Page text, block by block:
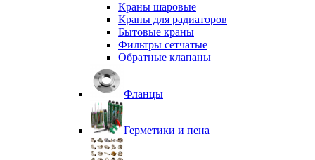
Краны шаровые
Краны для радиаторов
Бытовые краны
Фильтры сетчатые
Обратные клапаны
Фланцы
Герметики и пена